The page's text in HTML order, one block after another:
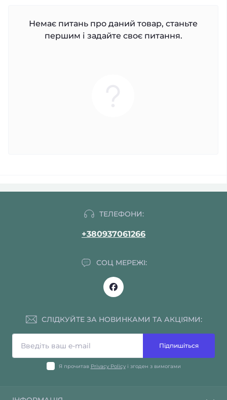
Немає питань про даний товар, станьте
першим і задайте своє питання.
ТЕЛЕФОНИ:
+380937061266
СОЦ МЕРЕЖІ:
СЛІДКУЙТЕ ЗА НОВИНКАМИ ТА АКЦІЯМИ:
Підпишіться
Я прочитав Privacy Policyі згоден з вимогами